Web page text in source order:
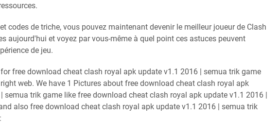
codes de triche, vous pouvez maintenant devenir le meilleur joueur de Clash
aujourd'hui et voyez par vous-même à quel point ces astuces peuvent
de jeu.
free download cheat clash royal apk update v1.1 2016 | semua trik game
web. We have 1 Pictures about free download cheat clash royal apk
semua trik game like free download cheat clash royal apk update v1.1 2016 |
also free download cheat clash royal apk update v1.1 2016 | semua trik